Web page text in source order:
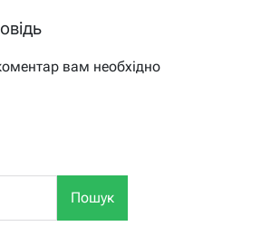
вам необхідно
Пошук